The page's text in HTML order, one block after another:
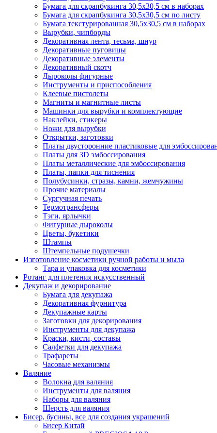
Бумага для скрапбукинга 30,5х30,5 см в наборах
Бумага для скрапбукинга 30,5х30,5 см по листу
Бумага текстурированная 30,5х30,5 см в наборах
Вырубки, чипборды
Декоративная лента, тесьма, шнур
Декоративные пуговицы
Декоративные элементы
Декоративный скотч
Дыроколы фигурные
Инструменты и приспособления
Клеевые пистолеты
Магниты и магнитные листы
Машинки для вырубки и комплектующие
Наклейки, стикеры
Ножи для вырубки
Открытки, заготовки
Платы двусторонние пластиковые для
Платы для 3D эмбоссирования
Платы металлические для эмбоссирования
Платы, папки для тиснения
Полубусинки, стразы, камни, жемчужины
Прочие материалы
Сургучная печать
Термотрансферы
Тэги, ярлычки
Фигурные дыроколы
Цветы, букетики
Штампы
Штемпельные подушечки
Изготовление косметики ручной работы и мыла
Тара и упаковка для косметики
Ротанг для плетения искусственный
Декупаж и декорирование
Бумага для декупажа
Декоративная фурнитура
Декупажные карты
Заготовки для декорирования
Инструменты для декупажа
Краски, кисти, составы
Салфетки для декупажа
Трафареты
Часовые механизмы
Валяние
Волокна для валяния
Инструменты для валяния
Наборы для валяния
Шерсть для валяния
Бисер, бусины, все для создания украшений
Бисер Китай